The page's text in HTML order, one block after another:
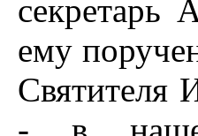
секретарь
ему
Святителя